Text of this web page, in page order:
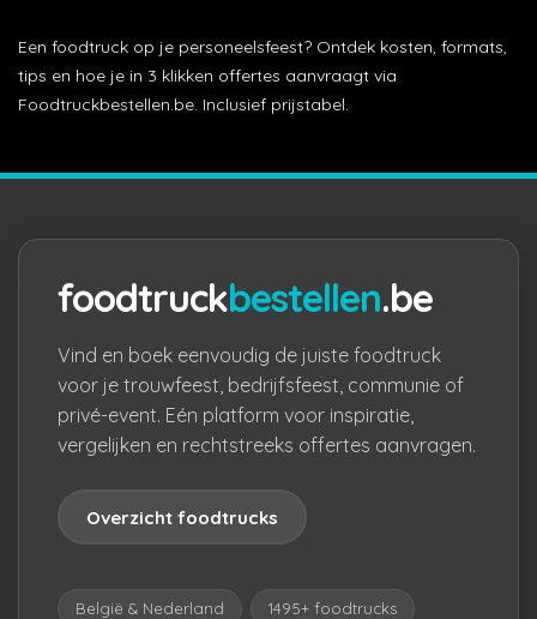
Een foodtruck op je personeelsfeest? Ontdek kosten, formats,
tips en hoe je in 3 klikken offertes aanvraagt via
Foodtruckbestellen.be. Inclusief prijstabel.
foodtruckbestellen.be
Vind en boek eenvoudig de juiste foodtruck
voor je trouwfeest, bedrijfsfeest, communie of
privé-event. Eén platform voor inspiratie,
vergelijken en rechtstreeks offertes aanvragen.
Overzicht foodtrucks
België & Nederland 1495+ foodtrucks